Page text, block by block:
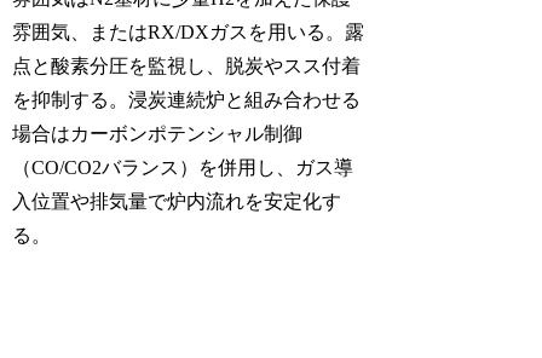
雰囲気、またはRX/DXガスを用いる。露
点と酸素分圧を監視し、脱炭やスス付着
を抑制する。浸炭連続炉と組み合わせる
場合はカーボンポテンシャル制御
（CO/CO2バランス）を併用し、ガス導
入位置や排気量で炉内流れを安定化す
る。